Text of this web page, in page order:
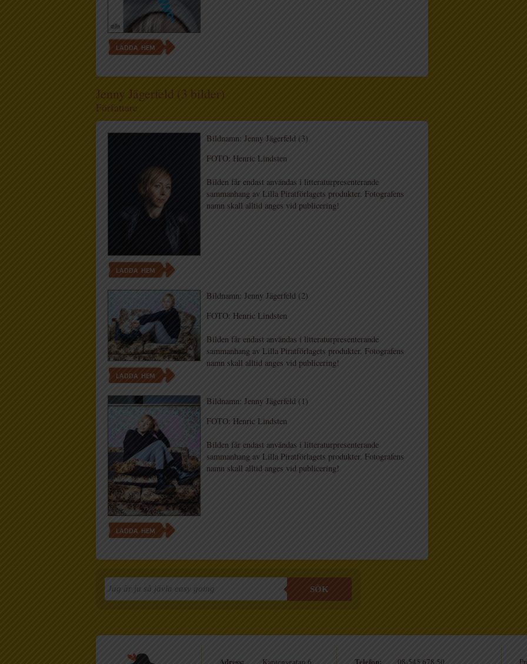
LADDA HEM
Jenny Jägerfeld (3 bilder)
Författare
LADDA HEM
Bildnamn: Jenny Jägerfeld (3)
FOTO: Henric Lindsten
Bilden får endast användas i litteraturpresenterande
sammanhang av Lilla Piratförlagets produkter. Fotografens
namn skall alltid anges vid publicering!
LADDA HEM
Bildnamn: Jenny Jägerfeld (2)
FOTO: Henric Lindsten
Bilden får endast användas i litteraturpresenterande
sammanhang av Lilla Piratförlagets produkter. Fotografens
namn skall alltid anges vid publicering!
LADDA HEM
Bildnamn: Jenny Jägerfeld (1)
FOTO: Henric Lindsten
Bilden får endast användas i litteraturpresenterande
sammanhang av Lilla Piratförlagets produkter. Fotografens
namn skall alltid anges vid publicering!
SÖK
Adress: Kaptensgatan 6 Telefon: 08-545 678 50